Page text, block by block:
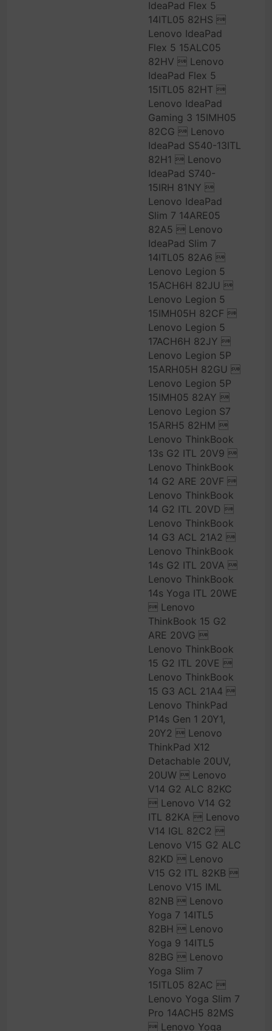
IdeaPad Flex 5
14ITL05 82HS 
Lenovo IdeaPad
Flex 5 15ALC05
82HV  Lenovo
IdeaPad Flex 5
15ITL05 82HT 
Lenovo IdeaPad
Gaming 3 15IMH05
82CG  Lenovo
IdeaPad S540-13ITL
82H1  Lenovo
IdeaPad S740-
15IRH 81NY 
Lenovo IdeaPad
Slim 7 14ARE05
82A5  Lenovo
IdeaPad Slim 7
14ITL05 82A6 
Lenovo Legion 5
15ACH6H 82JU 
Lenovo Legion 5
15IMH05H 82CF 
Lenovo Legion 5
17ACH6H 82JY 
Lenovo Legion 5P
15ARH05H 82GU 
Lenovo Legion 5P
15IMH05 82AY 
Lenovo Legion S7
15ARH5 82HM 
Lenovo ThinkBook
13s G2 ITL 20V9 
Lenovo ThinkBook
14 G2 ARE 20VF 
Lenovo ThinkBook
14 G2 ITL 20VD 
Lenovo ThinkBook
14 G3 ACL 21A2 
Lenovo ThinkBook
14s G2 ITL 20VA 
Lenovo ThinkBook
14s Yoga ITL 20WE
 Lenovo
ThinkBook 15 G2
ARE 20VG 
Lenovo ThinkBook
15 G2 ITL 20VE 
Lenovo ThinkBook
15 G3 ACL 21A4 
Lenovo ThinkPad
P14s Gen 1 20Y1,
20Y2  Lenovo
ThinkPad X12
Detachable 20UV,
20UW  Lenovo
V14 G2 ALC 82KC
 Lenovo V14 G2
ITL 82KA  Lenovo
V14 IGL 82C2 
Lenovo V15 G2 ALC
82KD  Lenovo
V15 G2 ITL 82KB 
Lenovo V15 IML
82NB  Lenovo
Yoga 7 14ITL5
82BH  Lenovo
Yoga 9 14ITL5
82BG  Lenovo
Yoga Slim 7
15ITL05 82AC 
Lenovo Yoga Slim 7
Pro 14ACH5 82MS
 Lenovo Yoga